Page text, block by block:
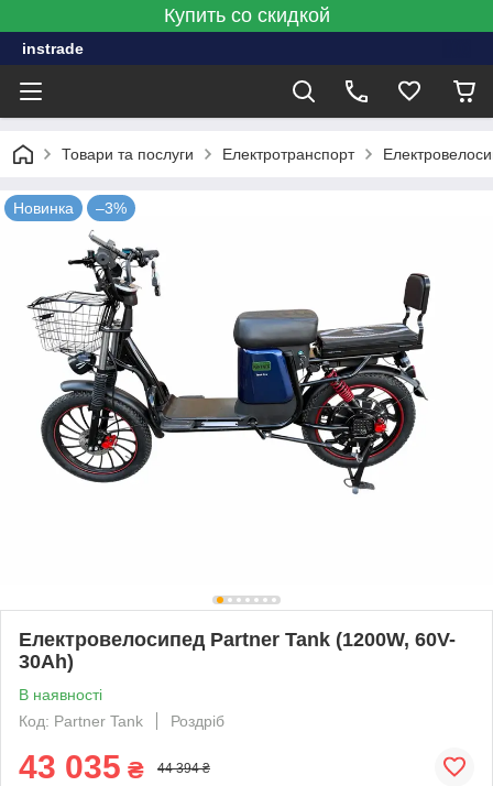
Купить со скидкой
instrade
Товари та послуги Електротранспорт
Новинка –3%
Електровелосипед Partner Tank (1200W, 60V-
30Ah)
В наявності
Код: Partner Tank
Роздріб
43 035 ₴ 44 394 ₴